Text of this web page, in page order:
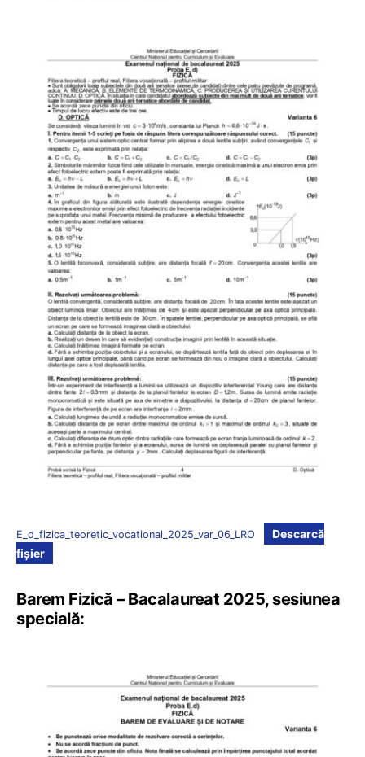
E_d_fizica_teoretic_vocational_2025_var_06_LRO
Descarcă
fișier
Barem Fizică – Bacalaureat 2025, sesiunea
specială: